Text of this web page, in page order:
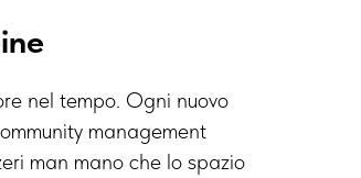
nel tempo. Ogni nuovo
management
man mano che lo spazio